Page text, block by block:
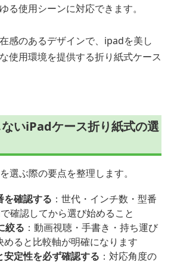
る使用シーンに対応できます。
感のあるデザインで、ipadを美し
使用環境を提供する折り紙式ケース
いiPadケース折り紙式の選
選ぶ際の要点を整理します。
を確認する ：世代・インチ数・型番
確認してから選び始めること
絞る ：動画視聴・手書き・持ち運び
めると比較軸が明確になります
安定性を必ず確認する ：対応角度の